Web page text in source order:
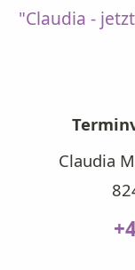
"Claudia -
Claudia